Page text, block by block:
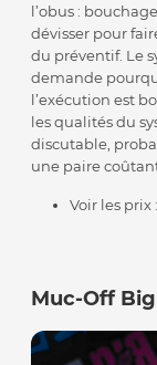
l’obus :
dévisser pour
du préventif. Le
demande
l’exécution est
les qualités du
discutable,
une paire
Voir les prix :
Muc-Off